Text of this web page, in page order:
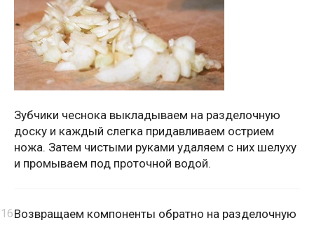
Зубчики чеснока выкладываем на разделочную
доску и каждый слегка придавливаем острием
ножа. Затем чистыми руками удаляем с них шелуху
и промываем под проточной водой.
Возвращаем компоненты обратно на разделочную